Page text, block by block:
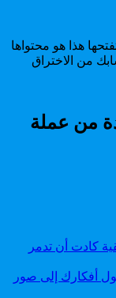
هذا هو محتواها
من الاختراق
من عملة
7 كوارث حقيقية كادت أن تدمر
أفكارك إلى صور